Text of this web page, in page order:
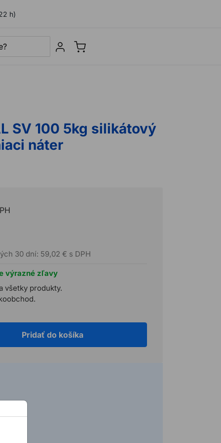
h)
Sign in
SV 100 5kg silikátový
náter
30 dní: 59,02 € s DPH
výrazné zľavy
všetky produkty.
Pridať do košíka